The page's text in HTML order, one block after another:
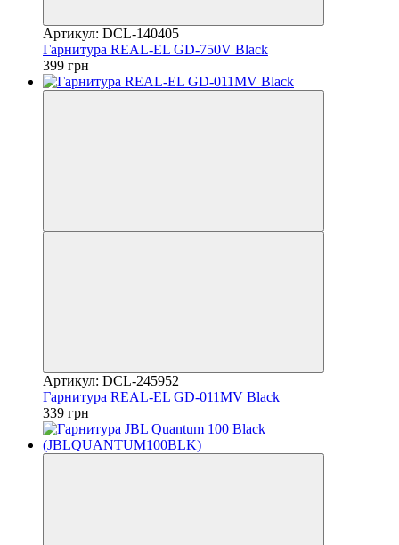
Артикул: DCL-140405
Гарнитура REAL-EL GD-750V Black
399 грн
Артикул: DCL-245952
Гарнитура REAL-EL GD-011MV Black
339 грн